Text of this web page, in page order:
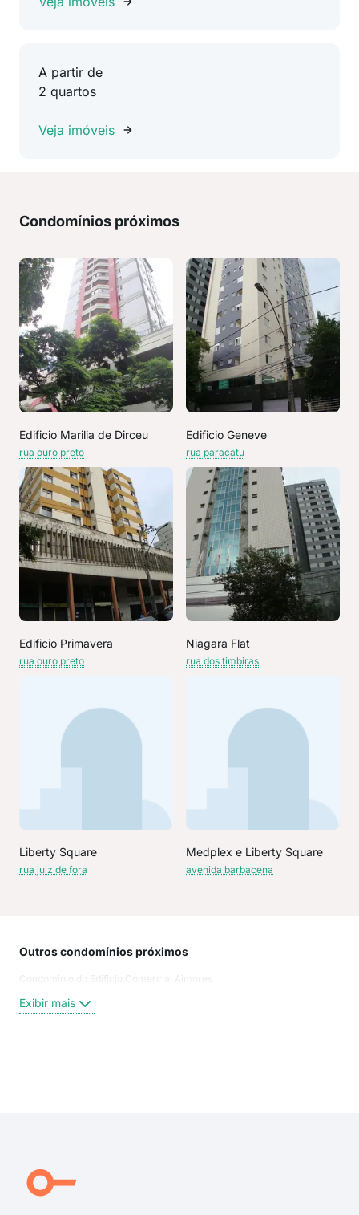
A partir de
2 quartos
Veja imóveis
Condomínios próximos
Edificio Marilia de Dirceu
rua ouro preto
Edificio Geneve
rua paracatu
Edificio Primavera
rua ouro preto
Niagara Flat
rua dos timbiras
Liberty Square
rua juiz de fora
Medplex e Liberty Square
avenida barbacena
Outros condomínios próximos
Condominio do Edificio Comercial Aimores
Exibir mais